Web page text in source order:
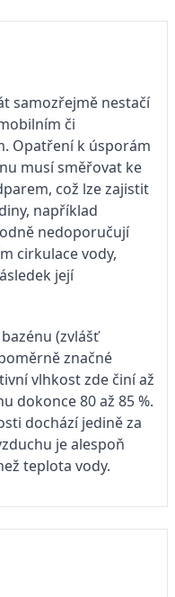
samozřejmě nestačí
či
Opatření k úsporám
musí směřovat ke
což lze zajistit
například
nedoporučují
cirkulace vody,
její
(zvlášť
značné
vlhkost zde činí až
dokonce 80 až 85 %.
dochází jedině za
je alespoň
teplota vody.